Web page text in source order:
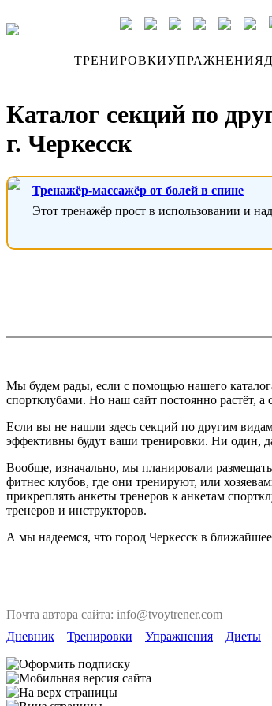
ТРЕНИРОВКИУПРАЖНЕНИЯ
Каталог секций по
г. Черкесск
Тренажёр-массажёр от болей в спине
Этот тренажёр прост в использовании и
Мы будем рады, если с помощью нашего
спортклубами. Но наш сайт постоянно растёт, а
Если вы не нашли здесь секций по другим
эффективны будут ваши тренировки. Ни один,
Вообще, изначально, мы планировали
фитнес клубов, где они тренируют, или
прикреплять анкеты тренеров к анкетам
тренеров и инструкторов.
А мы надеемся, что город Черкесск в
Почта автора сайта: info@tvoytrener.com
Дневник
Тренировки Упражнения Диеты